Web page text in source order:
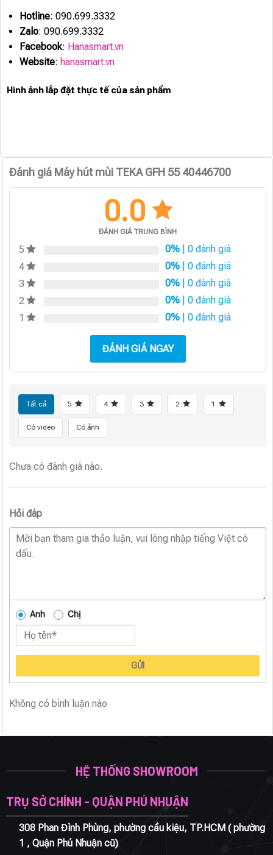
Hotline: 090.699.3332
Zalo: 090.699.3332
Facebook: Hanasmart.vn
Website: hanasmart.vn
Hình ảnh lắp đặt thực tế của sản phẩm
Đánh giá Máy hút mùi TEKA GFH 55 40446700
0.0
ĐÁNH GIÁ TRUNG BÌNH
5 0% | 0 đánh giá
4
0% | 0 đánh giá
3
0% | 0 đánh giá
2
0% | 0 đánh giá
1
0% | 0 đánh giá
ĐÁNH GIÁ NGAY
Tất cả 5 4 3 2 1
Có video Có ảnh
Chưa có đánh giá nào.
Hỏi đáp
Anh Chị
GỬI
Không có bình luận nào
HỆ THỐNG SHOWROOM
TRỤ SỞ CHÍNH - QUẬN PHÚ NHUẬN
308 Phan Đình Phùng, phường cầu kiệu, TP.HCM ( phường
1 , Quận Phú Nhuận cũ)